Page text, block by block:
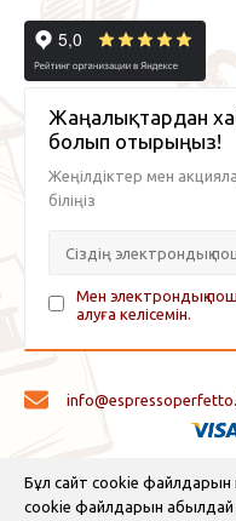
Бұл сайт cookie файлдарын
cookie файлдарын қабылдай
Жаңалықтардан
болып отырыңыз!
Жеңілдіктер мен
біліңіз
Мен электрондық
алуға келісемін.
© 2026 Espresso